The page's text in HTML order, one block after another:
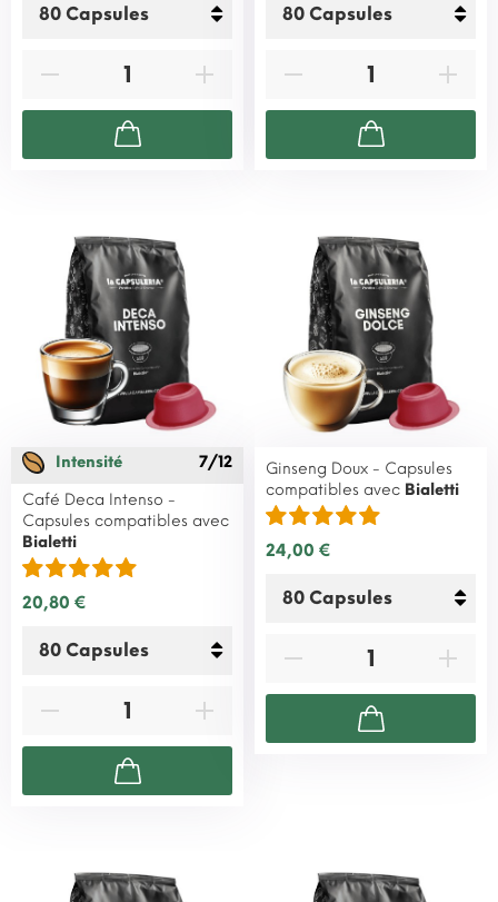
Intensité
7/12
Café Deca Intenso -
Capsules compatibles avec
Bialetti
20,80 €
Ginseng Doux - Capsules
compatibles avec Bialetti
24,00 €